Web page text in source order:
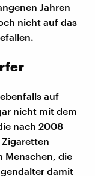
Jahren
nicht auf das
auf
nicht mit dem
nach 2008
Menschen, die
damit